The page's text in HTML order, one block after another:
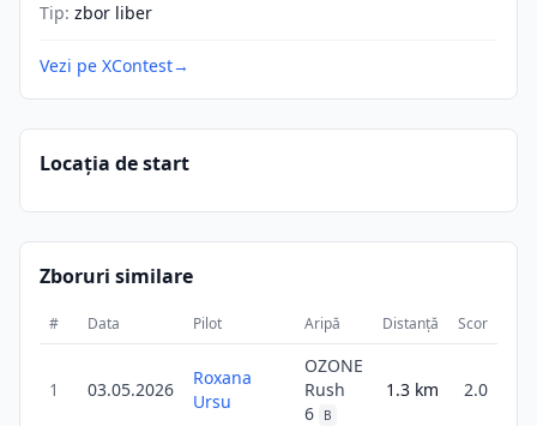
Tip: zbor liber
Vezi pe XContest→
Locația de start
Zboruri similare
# Data Pilot Aripă Distanță Scor
1 03.05.2026
Roxana
Ursu
OZONE
Rush
6
B
1.3 km 2.0